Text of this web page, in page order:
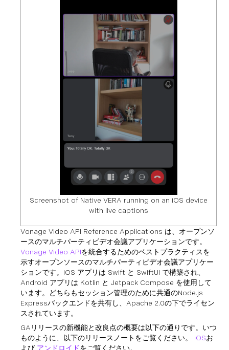
Screenshot of Native VERA running on an iOS device
with live captions
Vonage Video API Reference Applications は、オープンソ
ースのマルチパーティビデオ会議アプリケーションです。
Vonage Video APIを統合するためのベストプラクティスを
示すオープンソースのマルチパーティビデオ会議アプリケー
ションです。iOS アプリは Swift と SwiftUI で構築され、
Android アプリは Kotlin と Jetpack Compose を使用して
います。どちらもセッション管理のために共通のNode.js
Expressバックエンドを共有し、Apache 2.0の下でライセン
スされています。
GAリリースの新機能と改良点の概要は以下の通りです。いつ
ものように、以下のリリースノートをご覧ください。 iOSお
よび アンドロイドをご覧ください。